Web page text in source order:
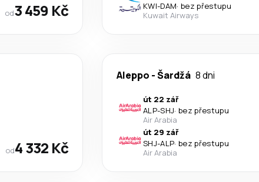
od3 459 Kč
KWI-DAM· bez přestupu
Kuwait Airways
od4 332 Kč
Aleppo -Šardžá 8 dni
út 22 zář
ALP-SHJ· bez přestupu
Air Arabia
út 29 zář
SHJ-ALP· bez přestupu
Air Arabia